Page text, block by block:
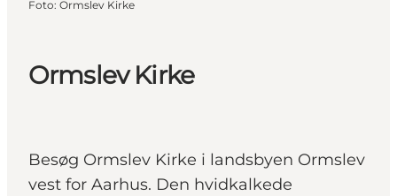
Ormslev Kirke
Besøg Ormslev Kirke i landsbyen Ormslev
vest for Aarhus. Den hvidkalkede
Foto: Ormslev Kirke